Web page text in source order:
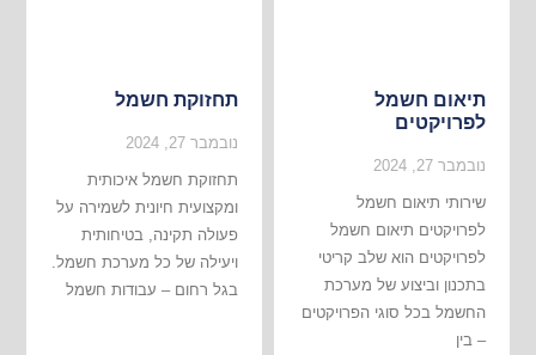
תיאום חשמל
לפרויקטים
נובמבר 27, 2024
שירותי תיאום חשמל
לפרויקטים תיאום חשמל
לפרויקטים הוא שלב קריטי
בתכנון וביצוע של מערכת
החשמל בכל סוגי הפרויקטים
– בין
תחזוקת חשמל
נובמבר 27, 2024
תחזוקת חשמל איכותית
ומקצועית חיונית לשמירה על
פעולה תקינה, בטיחותית
ויעילה של כל מערכת חשמל.
בגל רחום – עבודות חשמל